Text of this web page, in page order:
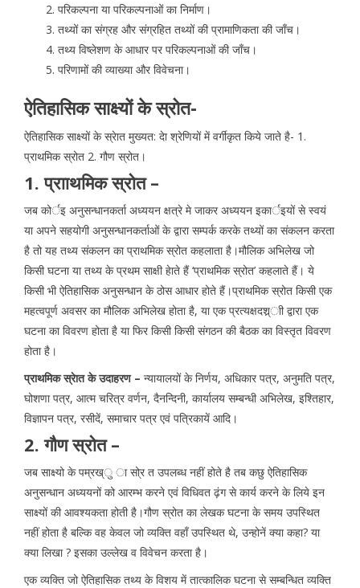
परिकल्पना या परिकल्पनाओं का निर्माण।
तथ्यों का संग्रह और संग्रहित तथ्यों की प्रामाणिकता की जाँच।
तथ्य विष्लेशण के आधार पर परिकल्पनाओं की जाँच।
परिणामों की व्याख्या और विवेचना।
ऐतिहासिक साक्ष्यों के स्रोत-
ऐतिहासिक साक्ष्यों के स्रेात मुख्यत: देा श्रेणियों में वर्गीकृत किये जाते है- 1.
प्राथमिक स्रोत 2. गौण स्रोत।
1. प्रााथमिक स्रोत –
जब कोर्इ अनुसन्धानकर्ता अध्ययन क्षत्रे मे जाकर अध्ययन इकार्इयों से स्वयं
या अपने सहयोगी अनुसन्धानकर्ताओं के द्वारा सम्पर्क करके तथ्यों का संकलन करता
है तो यह तथ्य संकलन का प्राथमिक स्रोत कहलाता है।मौलिक अभिलेख जो
किसी घटना या तथ्य के प्रथम साक्षी हेाते हैं ‘प्राथमिक स्रोत’ कहलाते हैं। ये
किसी भी ऐतिहासिक अनुसन्धान के ठोस आधार होते हैं।प्राथमिक स्रोत किसी एक
महत्वपूर्ण अवसर का मौलिक अभिलेख होता है, या एक प्रत्यक्षदश्र्ाी द्वारा एक
घटना का विवरण होता है या फिर किसी किसी संगठन की बैठक का विस्तृत विवरण
होता है।
प्राथमिक स्रेात के उदाहरण – न्यायालयों के निर्णय, अधिकार पत्र, अनुमति पत्र,
घोशणा पत्र, आत्म चरित्र वर्णन, दैनन्दिनी, कार्यालय सम्बन्धी अभिलेख, इश्तिहार,
विज्ञापन पत्र, रसीदें, समाचार पत्र एवं पत्रिकायें आदि।
2. गौण स्रोत –
जब साक्ष्यो के पम्रख्ु ा सो्र त उपलब्ध नहीं होते है तब कछु ऐतिहासिक
अनुसन्धान अध्ययनों को आरम्भ करने एवं विधिवत ढ़ंग से कार्य करने के लिये इन
साक्ष्यों की आवश्यकता होती है।गौण स्रोत का लेखक घटना के समय उपस्थित
नहीं होता है बल्कि वह केवल जो व्यक्ति वहाँ उपस्थित थे, उन्होनें क्या कहा? या
क्या लिखा ? इसका उल्लेख व विवेचन करता है।
एक व्यक्ति जो ऐतिहासिक तथ्य के विशय में तात्कालिक घटना से सम्बन्धित व्यक्ति